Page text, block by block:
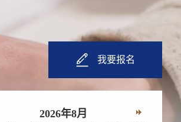
我要报名
2026年8月